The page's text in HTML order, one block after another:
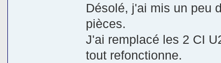
Désolé, j'ai mis un peu
pièces.
J'ai remplacé les 2 CI
tout refonctionne.